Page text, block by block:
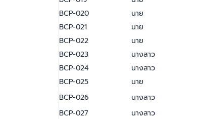
BCP-020
นาย
BCP-021
นาย
BCP-022
นาย
BCP-023
นางสาว
BCP-024
นางสาว
BCP-025
นาย
BCP-026
นางสาว
BCP-027
นางสาว